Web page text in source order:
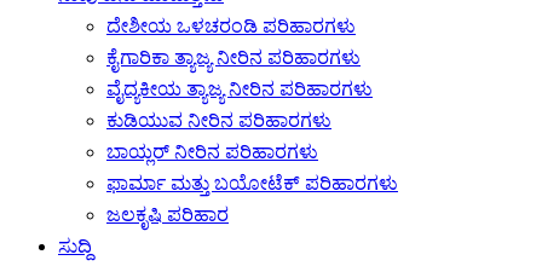
ದೇಶೀಯ ಒಳಚರಂಡಿ ಪರಿಹಾರಗಳು
ಕೈಗಾರಿಕಾ ತ್ಯಾಜ್ಯ ನೀರಿನ ಪರಿಹಾರಗಳು
ವೈದ್ಯಕೀಯ ತ್ಯಾಜ್ಯ ನೀರಿನ ಪರಿಹಾರಗಳು
ಕುಡಿಯುವ ನೀರಿನ ಪರಿಹಾರಗಳು
ಬಾಯ್ಲರ್ ನೀರಿನ ಪರಿಹಾರಗಳು
ಫಾರ್ಮಾ ಮತ್ತು ಬಯೋಟೆಕ್ ಪರಿಹಾರಗಳು
ಜಲಕೃಷಿ ಪರಿಹಾರ
ಸುದ್ದಿ